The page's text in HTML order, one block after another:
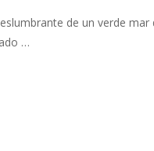
de un verde mar
…